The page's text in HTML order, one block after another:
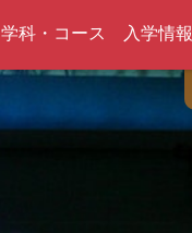
学科・コース 入学情報